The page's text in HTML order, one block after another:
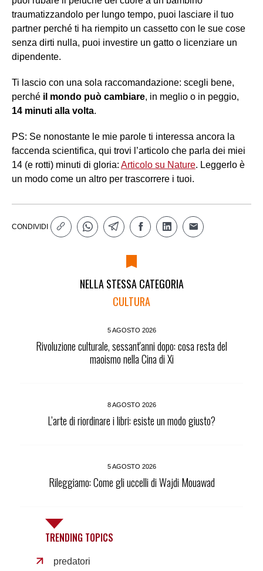
traumatizzandolo per lungo tempo, puoi lasciare il tuo
partner perché ti ha riempito un cassetto con le sue cose
senza dirti nulla, puoi investire un gatto o licenziare un
dipendente.
Ti lascio con una sola raccomandazione: scegli bene,
perché il mondo può cambiare, in meglio o in peggio,
14 minuti alla volta.
PS: Se nonostante le mie parole ti interessa ancora la
faccenda scientifica, qui trovi l’articolo che parla dei miei
14 (e rotti) minuti di gloria: Articolo su Nature. Leggerlo è
un modo come un altro per trascorrere i tuoi.
CONDIVIDI
NELLA STESSA CATEGORIA
CULTURA
5 AGOSTO 2026
Rivoluzione culturale, sessant'anni dopo: cosa resta del
maoismo nella Cina di Xi
8 AGOSTO 2026
L’arte di riordinare i libri: esiste un modo giusto?
5 AGOSTO 2026
Rileggiamo: Come gli uccelli di Wajdi Mouawad
TRENDING TOPICS
predatori